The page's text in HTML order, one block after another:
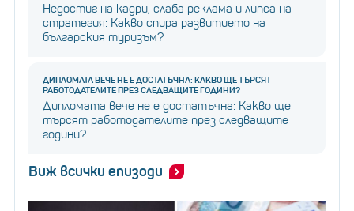
Недостиг на кадри, слаба реклама и липса на
стратегия: Какво спира развитието на
българския туризъм?
ДИПЛОМАТА ВЕЧЕ НЕ Е ДОСТАТЪЧНА: КАКВО ЩЕ ТЪРСЯТ
РАБОТОДАТЕЛИТЕ ПРЕЗ СЛЕДВАЩИТЕ ГОДИНИ?
Дипломата вече не е достатъчна: Какво ще
търсят работодателите през следващите
години?
Виж всички епизоди